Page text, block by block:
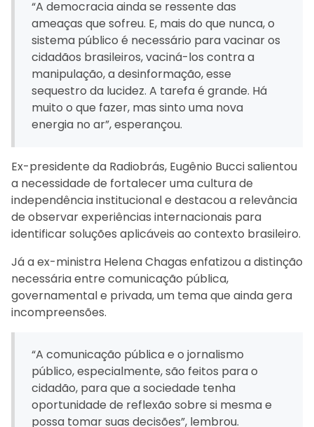
“A democracia ainda se ressente das
ameaças que sofreu. E, mais do que nunca, o
sistema público é necessário para vacinar os
cidadãos brasileiros, vaciná-los contra a
manipulação, a desinformação, esse
sequestro da lucidez. A tarefa é grande. Há
muito o que fazer, mas sinto uma nova
energia no ar”, esperançou.
Ex-presidente da Radiobrás, Eugênio Bucci salientou
a necessidade de fortalecer uma cultura de
independência institucional e destacou a relevância
de observar experiências internacionais para
identificar soluções aplicáveis ao contexto brasileiro.
Já a ex-ministra Helena Chagas enfatizou a distinção
necessária entre comunicação pública,
governamental e privada, um tema que ainda gera
incompreensões.
“A comunicação pública e o jornalismo
público, especialmente, são feitos para o
cidadão, para que a sociedade tenha
oportunidade de reflexão sobre si mesma e
possa tomar suas decisões”, lembrou.